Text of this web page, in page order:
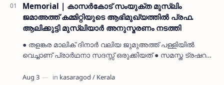
Memorial | കാസർകോട് സംയുക്ത മുസ്ലിം
ജമാഅത്ത് കമ്മിറ്റിയുടെ ആഭിമുഖ്യത്തിൽ പ്രഫ.
ആലിക്കുട്ടി മുസ്ലിയാർ അനുസ്മരണം നടത്തി
● തളങ്കര മാലിക് ദിനാർ വലിയ ജുമുഅത്ത് പള്ളിയിൽ
വെച്ചാണ് പ്രാർഥനാ സദസ്സ് ഒരുക്കിയത് ● സമസ്ത ട്രഷറർ
നൽകി കാസ…